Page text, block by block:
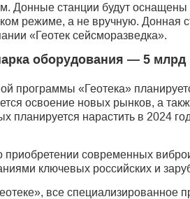
Донные станции будут
режиме, а не вручную.
«Геотек сейсморазведка».
оборудования — 5 млрд
программы «Геотека»
освоение новых рынков, а
планируется нарастить в 2024
приобретении современных
ключевых российских и
все